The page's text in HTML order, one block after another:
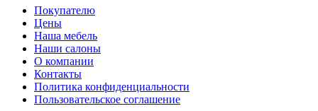
Покупателю
Цены
Наша мебель
Наши салоны
О компании
Контакты
Политика конфиденциальности
Пользовательское соглашение